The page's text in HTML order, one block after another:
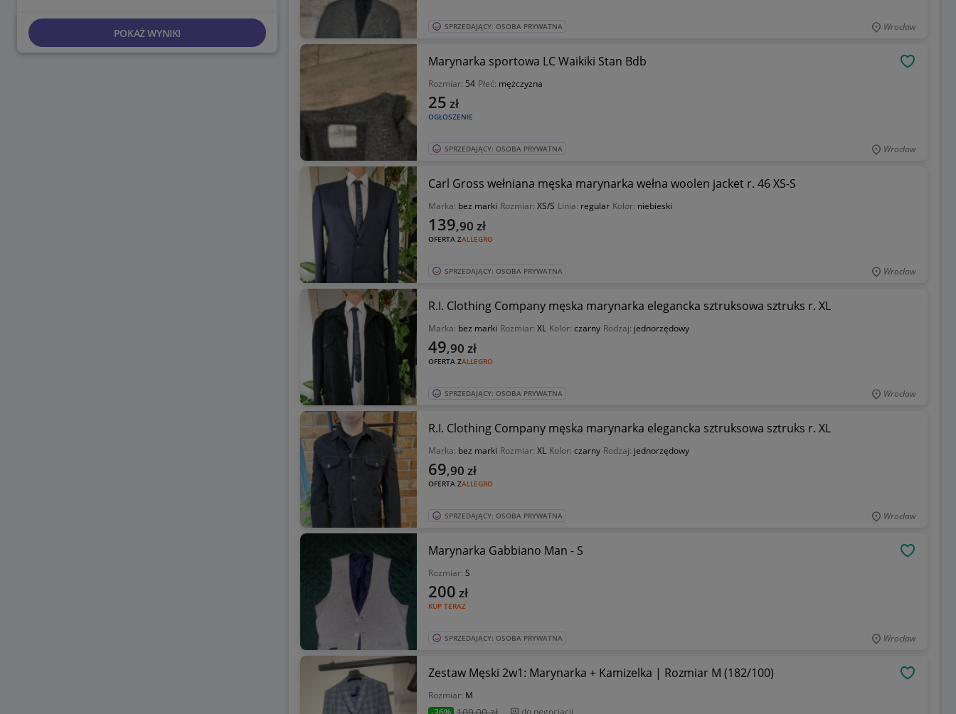
POKAŻ WYNIKI SPRZEDAJĄCY: OSOBA PRYWATNA Wrocław
Marynarka sportowa LC Waikiki Stan Bdb
Rozmiar: 54 Płeć: mężczyzna
OGŁOSZENIE
25 zł
SPRZEDAJĄCY: OSOBA PRYWATNA Wrocław
Carl Gross wełniana męska marynarka wełna woolen jacket r. 46 XS-S
Marka: bez marki Rozmiar: XS/S Linia: regular Kolor: niebieski
OFERTA ZALLEGRO
139,90 zł
SPRZEDAJĄCY: OSOBA PRYWATNA Wrocław
R.I. Clothing Company męska marynarka elegancka sztruksowa sztruks r. XL
Marka: bez marki Rozmiar: XL Kolor: czarny Rodzaj: jednorzędowy
OFERTA ZALLEGRO
49,90 zł
SPRZEDAJĄCY: OSOBA PRYWATNA Wrocław
R.I. Clothing Company męska marynarka elegancka sztruksowa sztruks r. XL
Marka: bez marki Rozmiar: XL Kolor: czarny Rodzaj: jednorzędowy
OFERTA ZALLEGRO
69,90 zł
SPRZEDAJĄCY: OSOBA PRYWATNA Wrocław
Marynarka Gabbiano Man - S
Rozmiar: S
KUP TERAZ
200 zł
SPRZEDAJĄCY: OSOBA PRYWATNA Wrocław
Zestaw Męski 2w1: Marynarka + Kamizelka | Rozmiar M (182/100)
Rozmiar: M
do negocjacji